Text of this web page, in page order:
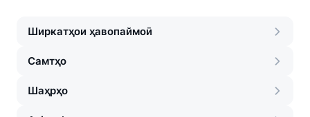
Ширкатҳои ҳавопаймоӣ
Самтҳо
Шаҳрҳо